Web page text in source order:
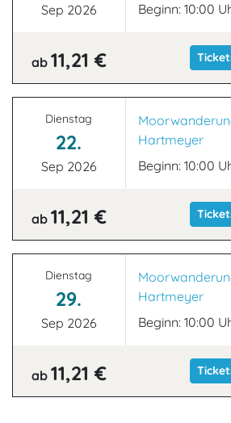
Sep 2026
Beginn: 10:00
ab 11,21 €
Dienstag
22.
Sep 2026
Hartmeyer
Beginn: 10:00
ab 11,21 €
Dienstag
29.
Sep 2026
Hartmeyer
Beginn: 10:00
ab 11,21 €